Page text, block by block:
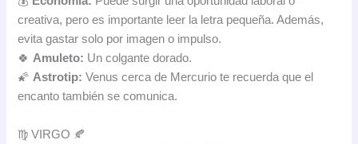
creativa, pero es importante leer la letra pequeña. Además,
evita gastar solo por imagen o impulso.
🍀Amuleto: Un colgante dorado.
🌠Astrotip: Venus cerca de Mercurio te recuerda que el
encanto también se comunica.
♍ VIRGO 🍂